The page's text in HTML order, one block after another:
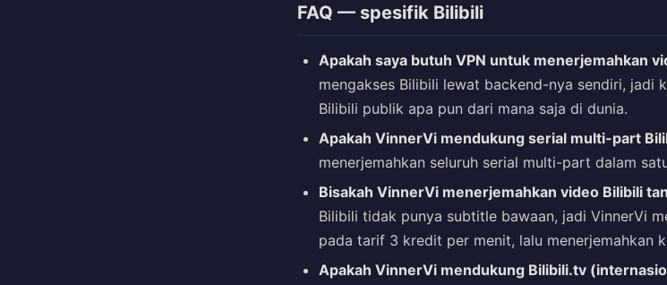
FAQ — spesifik Bilibili
Apakah saya butuh VPN untuk menerjemahkan
mengakses Bilibili lewat backend-nya sendiri, jadi
Bilibili publik apa pun dari mana saja di dunia.
Apakah VinnerVi mendukung serial multi-part
menerjemahkan seluruh serial multi-part dalam
Bisakah VinnerVi menerjemahkan video Bilibili
Bilibili tidak punya subtitle bawaan, jadi VinnerVi
pada tarif 3 kredit per menit, lalu menerjemahkan
Apakah VinnerVi mendukung Bilibili.tv